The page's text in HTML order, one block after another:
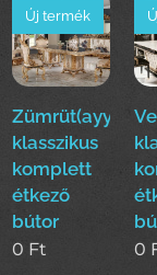
klasszikus
komplett
étkező
bútor
Új termék
0 Ft 0